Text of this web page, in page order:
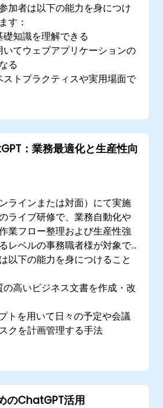
加者は以下の能力を身につけ
す：
知識を理解できる
てウェブアプリケーションの
る
トプラクティスや実用場面で
：業務最適化と生産性向
ラインまたは対面）にて実施
ライブ研修で、業務自動化や
業フロー整理および生産性強
レベルの事務職者様が対象で
以下の能力を身につけること
高いビジネス文書を作成・改
トを用いて日々の予定や会議
クを計画管理する手法
技術
ChatGPTの連携により定型業
える方法
のChatGPT活用